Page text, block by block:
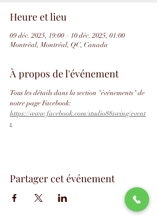
Heure et lieu
09 déc. 2025, 19:00 – 10 déc. 2025, 01:00
Montréal, Montréal, QC, Canada
À propos de l'événement
Tous les détails dans la section "événements" de
notre page Facebook:
https://www.facebook.com/studio88swing/event
s
Partager cet événement